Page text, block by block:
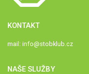
KONTAKT
mail: info@stobklub.cz
NAŠE SLUŽBY